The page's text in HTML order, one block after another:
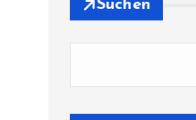
Suchen